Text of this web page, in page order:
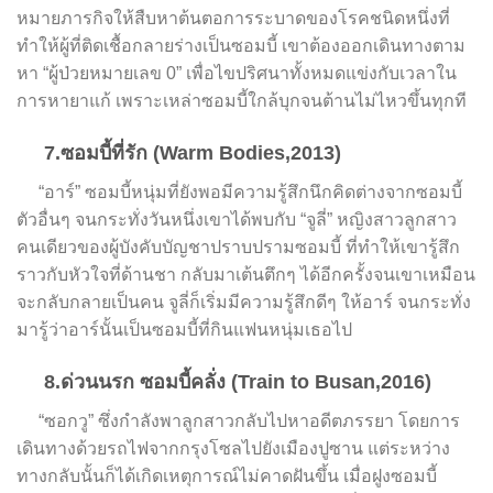
หมายภารกิจให้สืบหาต้นตอการระบาดของโรคชนิดหนึ่งที่
ทำให้ผู้ที่ติดเชื้อกลายร่างเป็นซอมบี้ เขาต้องออกเดินทางตาม
หา “ผู้ป่วยหมายเลข 0” เพื่อไขปริศนาทั้งหมดแข่งกับเวลาใน
การหายาแก้ เพราะเหล่าซอมบี้ใกล้บุกจนต้านไม่ไหวขึ้นทุกที
7.ซอมบี้ที่รัก (Warm Bodies,2013)
“อาร์” ซอมบี้หนุ่มที่ยังพอมีความรู้สึกนึกคิดต่างจากซอมบี้
ตัวอื่นๆ จนกระทั่งวันหนึ่งเขาได้พบกับ “จูลี่” หญิงสาวลูกสาว
คนเดียวของผู้บังคับบัญชาปราบปรามซอมบี้ ที่ทำให้เขารู้สึก
ราวกับหัวใจที่ด้านชา กลับมาเต้นตึกๆ ได้อีกครั้งจนเขาเหมือน
จะกลับกลายเป็นคน จูลี่ก็เริ่มมีความรู้สึกดีๆ ให้อาร์ จนกระทั่ง
มารู้ว่าอาร์นั้นเป็นซอมบี้ที่กินแฟนหนุ่มเธอไป
8.ด่วนนรก ซอมบี้คลั่ง (Train to Busan,2016)
“ซอกวู” ซึ่งกำลังพาลูกสาวกลับไปหาอดีตภรรยา โดยการ
เดินทางด้วยรถไฟจากกรุงโซลไปยังเมืองปูซาน แต่ระหว่าง
ทางกลับนั้นก็ได้เกิดเหตุการณ์ไม่คาดฝันขึ้น เมื่อฝูงซอมบี้